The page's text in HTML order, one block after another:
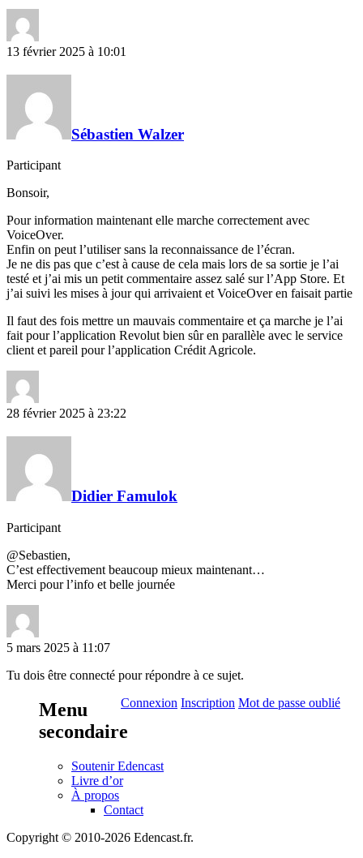
13 février 2025 à 10:01
Sébastien Walzer
Participant
Bonsoir,
Pour information maintenant elle marche correctement avec
VoiceOver.
Enfin on peut l’utiliser sans la reconnaissance de l’écran.
Je ne dis pas que c’est à cause de cela mais lors de sa sortie je l’ai
testé et j’ai mis un petit commentaire assez salé sur l’App Store. Et
j’ai suivi les mises à jour qui arrivaient et VoiceOver en faisait partie
Il faut des fois mettre un mauvais commentaire et ça marche je l’ai
fait pour l’application Revolut bien sûr en parallèle avec le service
client et pareil pour l’application Crédit Agricole.
28 février 2025 à 23:22
Didier Famulok
Participant
@Sebastien,
C’est effectivement beaucoup mieux maintenant…
Merci pour l’info et belle journée
5 mars 2025 à 11:07
Tu dois être connecté pour répondre à ce sujet.
Connexion Inscription Mot de passe oublié
Menu
secondaire
Soutenir Edencast
Livre d’or
À propos
Contact
Copyright © 2010-2026 Edencast.fr.